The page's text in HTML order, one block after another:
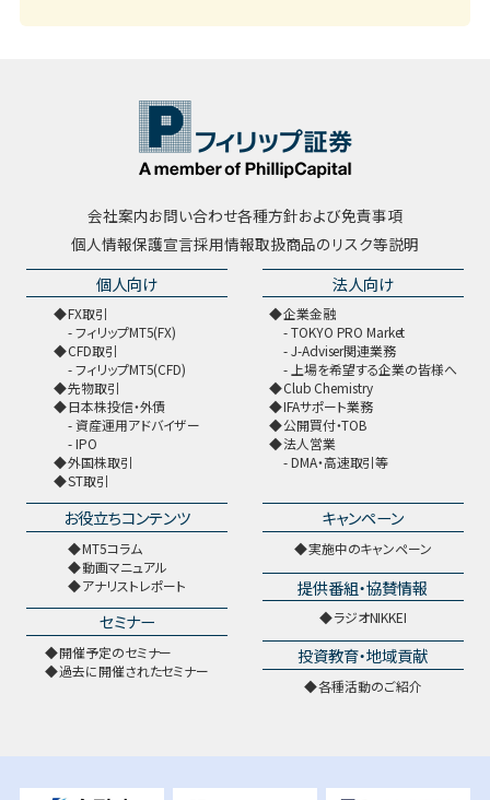
会社案内お問い合わせ各種方針および免責事項
個人情報保護宣言採用情報取扱商品のリスク等説明
個人向け
FX取引
フィリップMT5(FX)
CFD取引
フィリップMT5(CFD)
先物取引
日本株投信・外債
資産運用アドバイザー
IPO
外国株取引
ST取引
法人向け
企業金融
TOKYO PRO Market
J-Adviser関連業務
上場を希望する企業の皆様へ
Club Chemistry
IFAサポート業務
公開買付・TOB
法人営業
DMA・高速取引等
お役立ちコンテンツ
MT5コラム
動画マニュアル
アナリストレポート
セミナー
開催予定のセミナー
過去に開催されたセミナー
キャンペーン
実施中のキャンペーン
提供番組・協賛情報
ラジオNIKKEI
投資教育・地域貢献
各種活動のご紹介